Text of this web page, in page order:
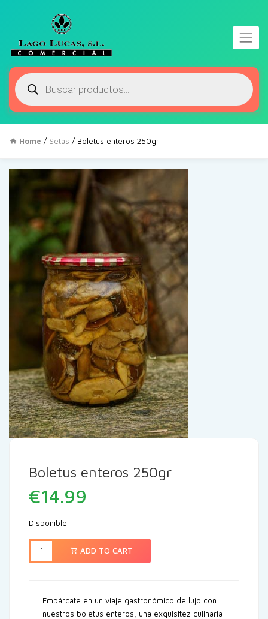
Búsqueda
de
productos
Home / Setas / Boletus enteros 250gr
Boletus enteros 250gr
€14.99
Disponible
ADD TO CART
Embárcate en un viaje gastronómico de lujo con
nuestros boletus enteros, una exquisitez culinaria